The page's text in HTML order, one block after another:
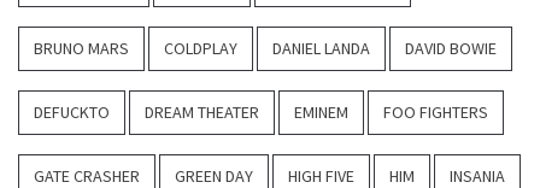
BRUNO MARS COLDPLAY DANIEL LANDA DAVID BOWIE
DEFUCKTO DREAM THEATER EMINEM FOO FIGHTERS
GATE CRASHER GREEN DAY HIGH FIVE HIM INSANIA